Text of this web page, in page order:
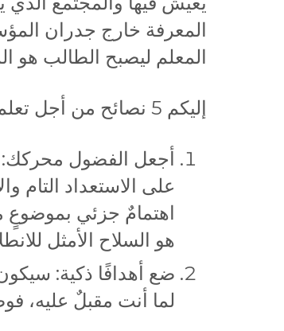
المعرفة خارج جدران
المعلم ليصبح الطالب هو
إليكم 5 نصائح من أجل تعلم ذاتي فعّال:
أجعل الفضول محركك:
على الاستعداد التام
اهتمامٌ جزئي بموضوعٍ
هو السلاح الأمثل
ضع أهدافًا ذكية:
لما أنت مقبلٌ عليه،